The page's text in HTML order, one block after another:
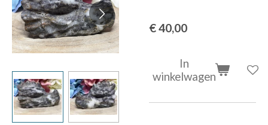
€ 40,00
In
winkelwagen